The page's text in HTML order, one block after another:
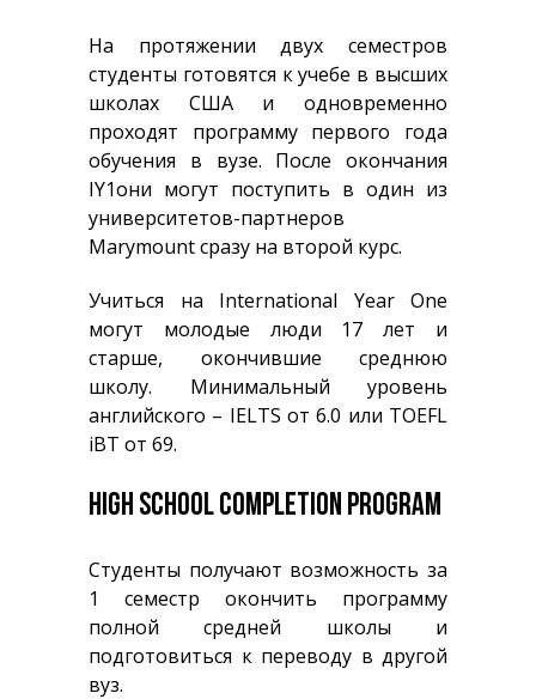
На протяжении двух семестров
студенты готовятся к учебе в высших
школах США и одновременно
проходят программу первого года
обучения в вузе. После окончания
IY1они могут поступить в один из
университетов-партнеров
Marymount сразу на второй курс.
Учиться на International Year One
могут молодые люди 17 лет и
старше, окончившие среднюю
школу. Минимальный уровень
английского – IELTS от 6.0 или TOEFL
iBT от 69.
HIGH SCHOOL COMPLETION PROGRAM
Студенты получают возможность за
1 семестр окончить программу
полной средней школы и
подготовиться к переводу в другой
вуз.